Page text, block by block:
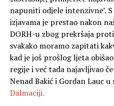
napuniti odjele intenzivne’.
izjavama je prestao nakon
DORH-u zbog prekršaja
svakako moramo zapitati
kad je još prošlog ljeta
regije i već tada najavljivao
Nenad Bakić i Gordan Lauc u
Dalmaciji.